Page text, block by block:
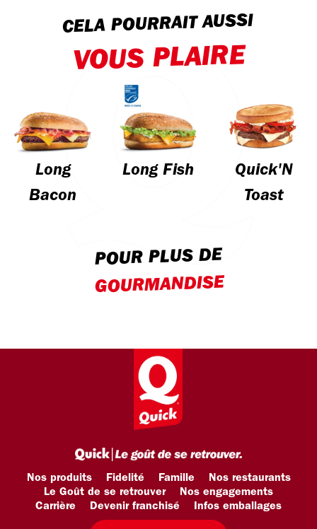
CELA POURRAIT AUSSI
VOUS PLAIRE
Long
Bacon
Long Fish
Quick'N
Toast
POUR PLUS DE
GOURMANDISE
Nos produits Fidelité Famille
Nos restaurants
Le Goût de se retrouver
Nos engagements
Carrière
Devenir franchisé Infos emballages